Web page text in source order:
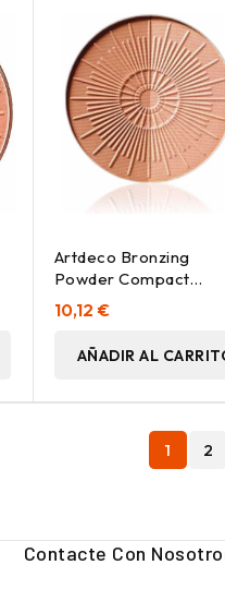
Artdeco Bronzing
Powder Compact
Recam 80 10G
10,12 €
AÑADIR AL
1 2
Contacte Con